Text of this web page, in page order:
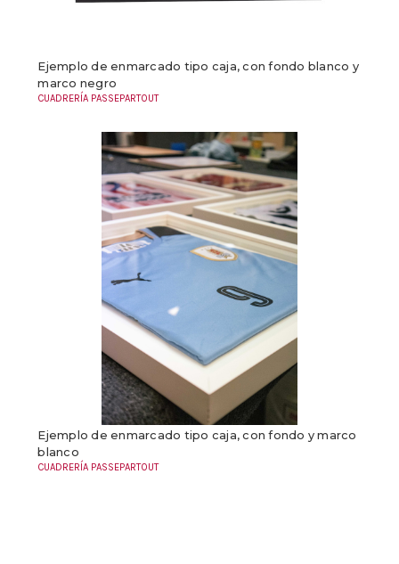
Ejemplo de enmarcado tipo caja, con fondo blanco y
marco negro
CUADRERÍA PASSEPARTOUT
Ejemplo de enmarcado tipo caja, con fondo y marco
blanco
CUADRERÍA PASSEPARTOUT